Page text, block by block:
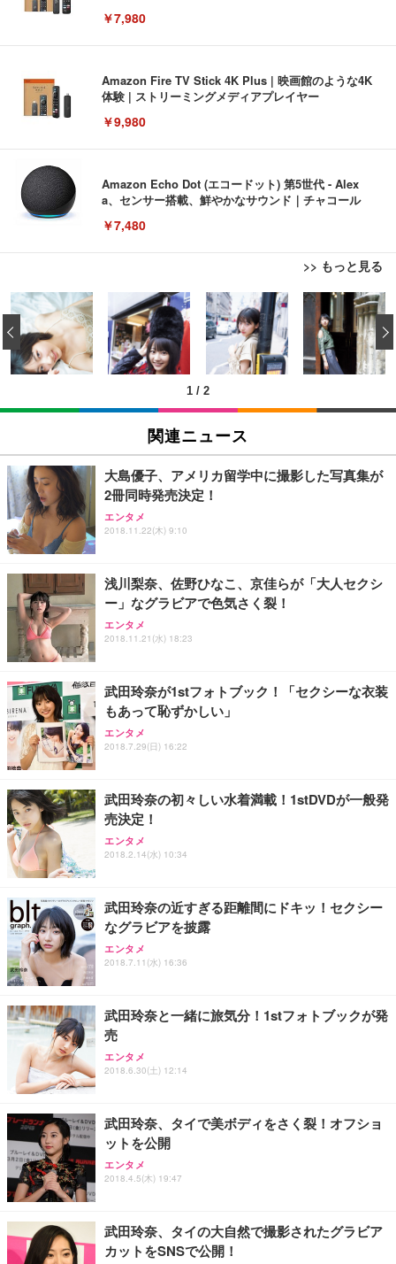
￥7,980
Amazon Fire TV Stick 4K Plus | 映画館のような4K
体験 | ストリーミングメディアプレイヤー
￥9,980
Amazon Echo Dot (エコードット) 第5世代 - Alex
a、センサー搭載、鮮やかなサウンド｜チャコール
￥7,480
>> もっと見る
[EdoErgo] オフィスチェア 椅子 テレワーク 疲れな
い 跳ね上げ式アームレスト コンパクト 約105度ロッ
キング pc 事務椅子 360度回転 座面昇降 強化ナイロ
ン樹脂ベース 通気性メッシュ 在宅ワーク H-WY01
(黒網+黒枠+黒足)
￥5,699
SIHOO B100 オフィスチェア／デスクチェア メッシ
ュチェア 人間工学 疲れない ブラック
￥27,999
ワーク チェア 強化バックレスト 30度ロッキング機
能 人間工学 椅子 腰サポート 90度跳ね上げ式アーム
務用 おしゃれ パソコンチェア (ブラック)
Sezlife オフィスチェア デスクチェア 疲れない テレ
ワーク チェア 強化バックレスト 30度ロッキング機
能 人間工学 椅子 腰サポート 90度跳ね上げ式アーム
務用 おしゃれ パソコンチェア (ホワイト)
ANDWINT オフィスチェア デスクチェア 肘なし メ
ッシュ 通気性 ランバーサポート付き 腰サポート ガ
ス圧無段階昇降 360度回転 キャスター付き コンパク
EIZO ビジネス向けプレミアムモニター | FlexScan
EV3240X-WT | 31.5型4K UHD・USB Type-C・ホワ
イト
￥105,595
EIZO ビジネス向けプレミアムモニター | FlexScan
￥109,572
【純正品】27"ゲーミングモニター DualSense 充電
フック付き（CFI-ZDM1J）
【整備済み品】Dell E2724HS 27インチ 液晶モニタ
ー フルHD（1920×1080）VA 非光沢 HDMI/DisplayP
ort/VGA スピーカー内蔵 高さ調整 スイベル VESA対
【MiniLED/24.5inch/280Hz/FHD】GRAPHT THE S
HOOTER Gaming Monitor 24” Essential ゲーミン
グモニター QD 24.5インチ 1ms FHD 量子ドット 残
Amazonベーシック ペットシーツ 薄型 レギュラー 1
回使い捨て 無香料 ホワイト 300枚
￥3,373
Amazonベーシック ペットシーツ 厚型 ワイド 42枚
x2袋(84枚) ホワイト(吸収面:ライトブルー)
￥3,234
ネオ・ルーライフ ネオ・オムツ L 中型犬用 26枚入
り 単品
Smart Basic(スマートベーシック) 【Amazon.co.jp
限定】 Smart Basic アイリスオーヤマ ペットシーツ
超厚型 お徳用 ワイド 100枚入 (x 1) (ケース販売)
アイリスオーヤマ ペットシーツ 超厚型 お徳用 レギ
ュラー 200枚入【Amazon.co.jp限定】
1 / 2
‹
関連ニュース
大島優子、アメリカ留学中に撮影した写真集が
2冊同時発売決定！
エンタメ
2018.11.22(木) 9:10
浅川梨奈、佐野ひなこ、京佳らが「大人セクシ
ー」なグラビアで色気さく裂！
エンタメ
2018.11.21(水) 18:23
武田玲奈が1stフォトブック！「セクシーな衣装
もあって恥ずかしい」
エンタメ
2018.7.29(日) 16:22
武田玲奈の初々しい水着満載！1stDVDが一般発
売決定！
エンタメ
2018.2.14(水) 10:34
武田玲奈の近すぎる距離間にドキッ！セクシー
なグラビアを披露
エンタメ
2018.7.11(水) 16:36
武田玲奈と一緒に旅気分！1stフォトブックが発
売
エンタメ
2018.6.30(土) 12:14
武田玲奈、タイで美ボディをさく裂！オフショ
ットを公開
エンタメ
2018.4.5(木) 19:47
武田玲奈、タイの大自然で撮影されたグラビア
カットをSNSで公開！